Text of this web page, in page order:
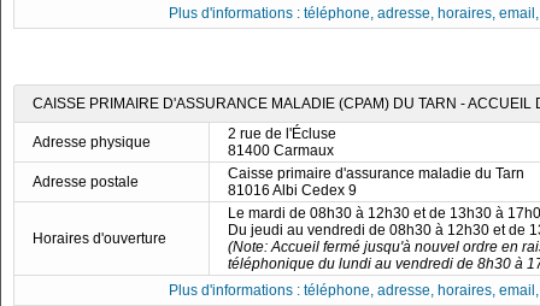
Plus d'informations : téléphone, adresse, horaires,
CAISSE PRIMAIRE D'ASSURANCE MALADIE (CPAM) DU TARN - ACCUEIL
Adresse physique
2 rue de l'Écluse
81400 Carmaux
Adresse postale
Caisse primaire d'assurance maladie du Tarn
81016 Albi Cedex 9
Horaires d'ouverture
Le mardi de 08h30 à 12h30 et de 13h30 à
Du jeudi au vendredi de 08h30 à 12h30 et de
(Note: Accueil fermé jusqu'à nouvel ordre en
téléphonique du lundi au vendredi de 8h30 à
Plus d'informations : téléphone, adresse, horaires,